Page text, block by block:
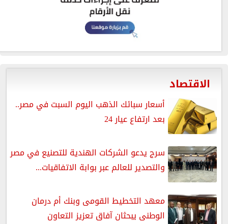
الاقتصاد
أسعار سبائك الذهب اليوم السبت في مصر..
بعد ارتفاع عيار 24
سرج يدعو الشركات الهندية للتصنيع في مصر
والتصدير للعالم عبر بوابة الاتفاقيات...
معهد التخطيط القومى وبنك أم درمان
الوطنى يبحثان آفاق تعزيز التعاون